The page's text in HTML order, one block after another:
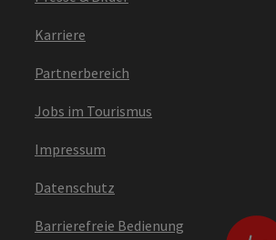
Karriere
Partnerbereich
Jobs im Tourismus
Impressum
Datenschutz
Barrierefreie Bedienung